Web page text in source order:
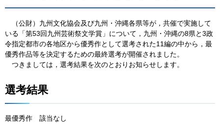
（公財）九州文化協会及び九州・沖縄各県等が，共催で実施して
いる「第53回九州芸術祭文学賞」について，九州・沖縄の8県と3政
令指定都市の各地区から優秀作として選考された11編の中から，最
優秀作品等を決定するための最終選考が開催されました。
つきましては，選考結果を次のとおりお知らせします。
選考結果
最優秀作 該当なし